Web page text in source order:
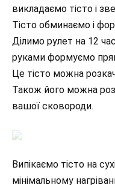
викладаємо тісто і
Тісто обминаємо і
Ділимо рулет на 12
руками формуємо
Це тісто можна
Також його можна
вашої сковороди.
Випікаємо тісто на
мінімальному